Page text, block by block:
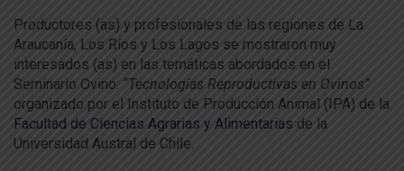
Productores (as) y profesionales de las regiones de La
Araucanía, Los Ríos y Los Lagos se mostraron muy
interesados (as) en las temáticas abordados en el
Seminario Ovino: “Tecnologías Reproductivas en Ovinos”
organizado por el Instituto de Producción Animal (IPA) de la
Facultad de Ciencias Agrarias y Alimentarias de la
Universidad Austral de Chile.